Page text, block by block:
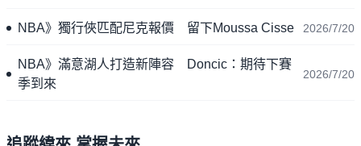
NBA》獨行俠匹配尼克報價 留下Moussa Cisse 2026/7/20
NBA》滿意湖人打造新陣容 Doncic：期待下賽
季到來
2026/7/20